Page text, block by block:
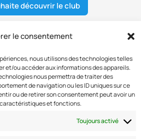
le consentement
nous utilisons des technologies telles
et/ou accéder aux informations des appareils.
nous permettra de traiter des
de navigation ou les ID uniques sur ce
ou de retirer son consentement peut avoir un
et fonctions.
Toujours activé
découvrir le club
la Grande Armée 75017 PARIS
60